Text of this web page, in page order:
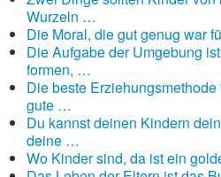
Wurzeln …
Die Moral, die gut genug war
Die Aufgabe der Umgebung
formen, …
Die beste
gute …
Du kannst deinen Kindern
deine …
Wo Kinder sind, da ist ein